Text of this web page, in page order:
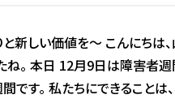
新しい価値を〜 こんにちは
ね。 本日 12月9日は障害者
です。 私たちにできること